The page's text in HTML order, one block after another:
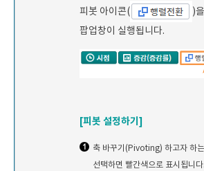
피봇 아이콘(
)
팝업창이 실행됩니다.
[피봇 설정하기]
축 바꾸기(Pivoting) 하고자 하
선택하면 빨간색으로 표시됩니다.